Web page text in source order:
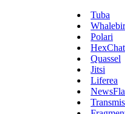
Tuba
Polari
HexChat
Quassel
Jitsi
Liferea